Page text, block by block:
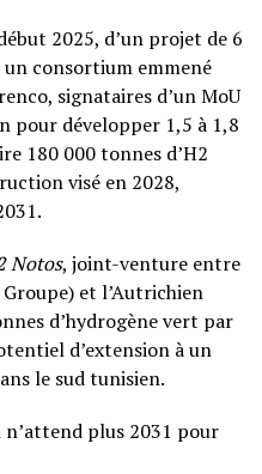
2025, d’un projet de 6
consortium emmené
signataires d’un MoU
pour développer 1,5 à 1,8
180 000 tonnes d’H2
visé en 2028,
Notos, joint-venture entre
et l’Autrichien
d’hydrogène vert par
d’extension à un
le sud tunisien.
n’attend plus 2031 pour